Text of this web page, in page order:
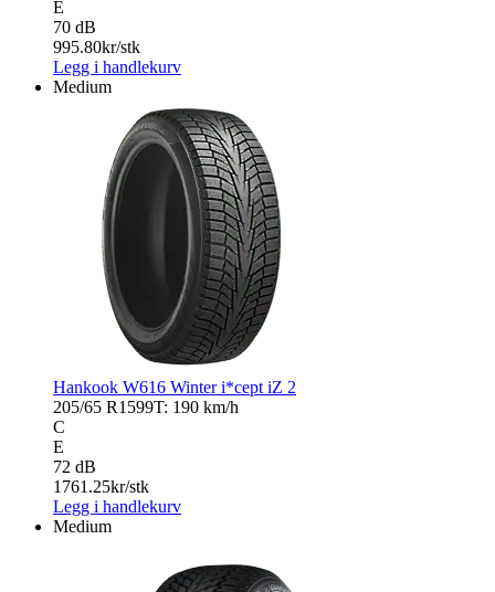
E
70 dB
995.80kr/stk
Legg i handlekurv
Medium
Hankook W616 Winter i*cept iZ 2
205/65 R1599T: 190 km/h
C
E
72 dB
1761.25kr/stk
Legg i handlekurv
Medium